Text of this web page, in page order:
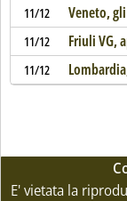
11/12 Veneto,
11/12 Friuli VG,
11/12
E' vietata la